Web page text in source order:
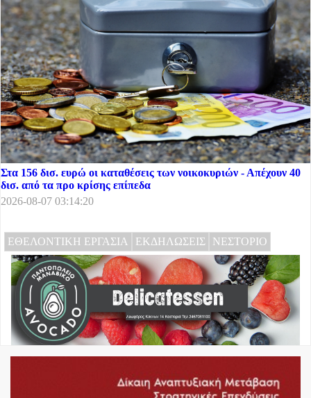
Στα 156 δισ. ευρώ οι καταθέσεις των νοικοκυριών - Απέχουν 40
δισ. από τα προ κρίσης επίπεδα
2026-08-07 03:14:20
ΕΘΕΛΟΝΤΙΚΗ ΕΡΓΑΣΙΑ ΕΚΔΗΛΩΣΕΙΣ ΝΕΣΤΟΡΙΟ